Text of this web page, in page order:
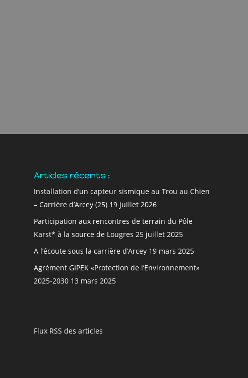
Articles récents :
Installation d’un capteur sismique au Trou au Chien
– Carrière d’Arcey (25) 19 juillet 2026
Participation aux rencontres de terrain du Pôle
Karst* à la source de Lougres 25 juillet 2025
A l’écoute sous la carrière d’Arcey 19 mars 2025
Agrément GIPEK «Protection de l’Environnement»
2025-2030 13 mars 2025
Flux RSS des articles